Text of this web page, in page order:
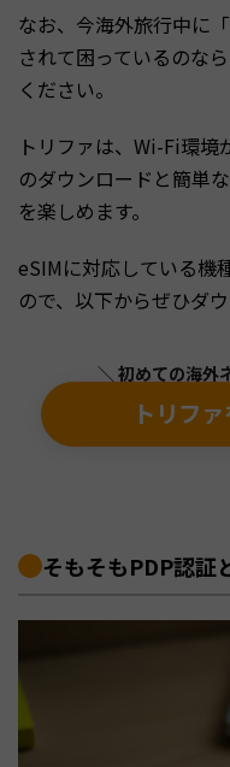
なお、今海外旅行中に
されて困っているのな
ください。
トリファは、Wi-Fi環境
のダウンロードと簡単
を楽しめます。
eSIMに対応している機
ので、以下からぜひダ
＼ 初めての海外
トリフ
そもそもPDP認証